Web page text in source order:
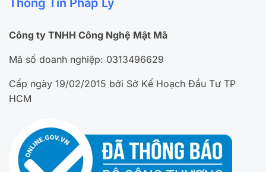
Công ty TNHH Công Nghệ Mật Mã
Mã số doanh nghiệp: 0313496629
Cấp ngày 19/02/2015 bởi Sở Kế Hoạch Đầu Tư TP
HCM